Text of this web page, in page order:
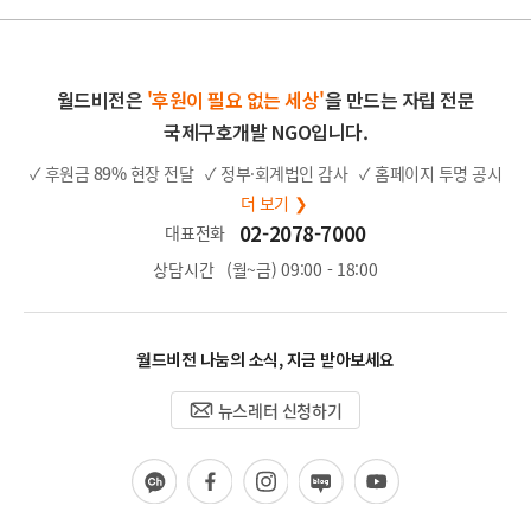
지
월드비전은 '후원이 필요 없는 세상'을 만드는 자립 전문
국제구호개발 NGO입니다.
✓ 후원금 89%현장 전달 ✓ 정부·회계법인 감사 ✓ 홈페이지 투명 공시
더 보기 ❯
대표전화
02-2078-7000
상담시간 (월~금) 09:00 - 18:00
월드비전 나눔의 소식, 지금 받아보세요
뉴스레터 신청하기
카
카
페
이
인
스
블
로
유
튜